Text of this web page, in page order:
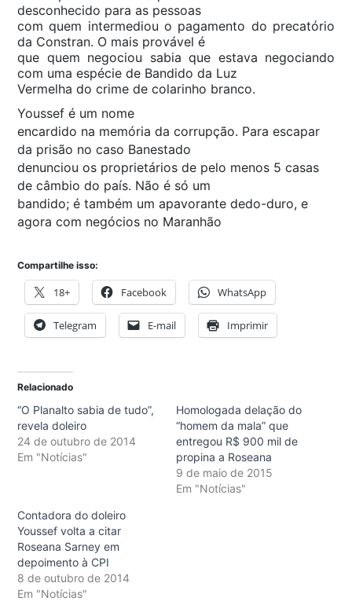
desconhecido para as pessoas
com quem intermediou o pagamento do precatório
da Constran. O mais provável é
que quem negociou sabia que estava negociando
com uma espécie de Bandido da Luz
Vermelha do crime de colarinho branco.
Youssef é um nome
encardido na memória da corrupção. Para escapar
da prisão no caso Banestado
denunciou os proprietários de pelo menos 5 casas
de câmbio do país. Não é só um
bandido; é também um apavorante dedo-duro, e
agora com negócios no Maranhão
Compartilhe isso:
18+ Facebook WhatsApp
Telegram E-mail Imprimir
Relacionado
“O Planalto sabia de tudo”,
revela doleiro
24 de outubro de 2014
Em "Notícias"
Homologada delação do
“homem da mala” que
entregou R$ 900 mil de
propina a Roseana
9 de maio de 2015
Em "Notícias"
Contadora do doleiro
Youssef volta a citar
Roseana Sarney em
depoimento à CPI
8 de outubro de 2014
Em "Notícias"